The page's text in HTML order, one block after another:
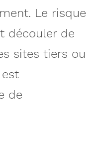
Le risque
découler de
sites tiers ou
de